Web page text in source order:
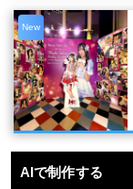
New
AIで制作する